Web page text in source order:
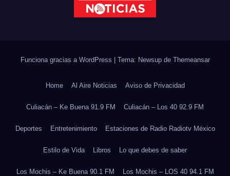
Funciona gracias a WordPress Tema: Newsup de Themeansar
Home Al Aire Noticias Aviso de Privacidad
Culiacán – Ke Buena 91.9 FM Culiacán – Los 40 92.9 FM
Deportes Entretenimiento Estaciones de Radio Radiotv México
Estilo de Vida Libros Lo que debes de saber
Los Mochis – Ke Buena 90.1 FM Los Mochis – LOS 40 94.1 FM